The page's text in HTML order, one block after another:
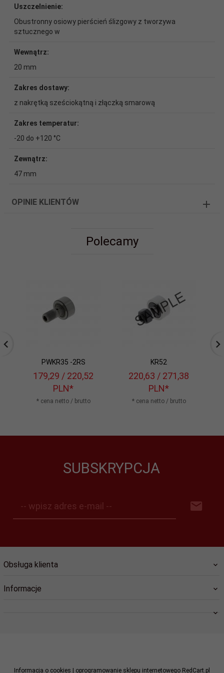
Uszczelnienie:
Obustronny osiowy pierścień ślizgowy z tworzywa
sztucznego w
Wewnątrz:
20 mm
Zakres dostawy:
z nakrętką sześciokątną i złączką smarową
Zakres temperatur:
-20 do +120 °C
Zewnątrz:
47 mm
OPINIE KLIENTÓW
Polecamy
PWKR35 -2RS
179,29 / 220,52
PLN*
* cena netto / brutto
KR52
220,63 / 271,38
PLN*
* cena netto / brutto
SUBSKRYPCJA
-- wpisz adres e-mail --
Obsługa klienta
Informacje
Informacja o cookies oprogramowanie sklepu internetowego RedCart.pl